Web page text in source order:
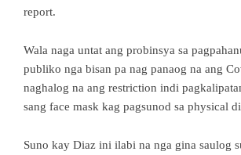
report.
Wala naga untat ang probinsya sa
publiko nga bisan pa nag panaog na ang
naghalog na ang restriction indi
sang face mask kag pagsunod sa physical
Suno kay Diaz ini ilabi na nga gina saulog